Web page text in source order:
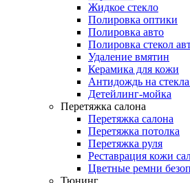
Жидкое стекло
Полировка оптики
Полировка авто
Полировка стекол
Удаление вмятин
Керамика для кожи
Антидождь на
Детейлинг-мойка
Перетяжка салона
Перетяжка салона
Перетяжка потолка
Перетяжка руля
Реставрация кожи
Цветные ремни
Тюнинг